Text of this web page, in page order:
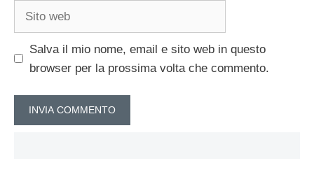
Salva il mio nome, email e sito web in questo
browser per la prossima volta che commento.